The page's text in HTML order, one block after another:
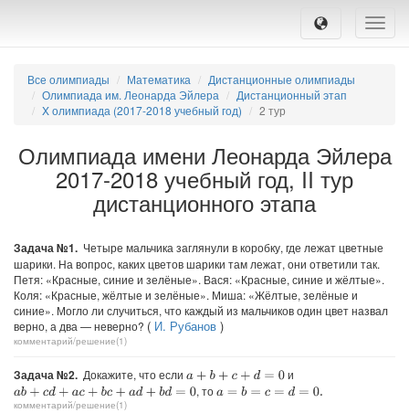
Toggle
Все олимпиады Математика
Дистанционные олимпиады
Олимпиада им. Леонарда Эйлера
Дистанционный этап
X олимпиада (2017-2018 учебный год)
2 тур
Олимпиада имени Леонарда Эйлера
2017-2018 учебный год, II тур
дистанционного этапа
Задача №1. Четыре мальчика заглянули в коробку, где лежат цветные
шарики. На вопрос, каких цветов шарики там лежат, они ответили так.
Петя: «Красные, синие и зелёные». Вася: «Красные, синие и жёлтые».
Коля: «Красные, жёлтые и зелёные». Миша: «Жёлтые, зелёные и
синие». Могло ли случиться, что каждый из мальчиков один цвет назвал
верно, а два — неверно? ( И. Рубанов )
комментарий/решение(1)
Задача №2. Докажите, что если a+b+c +d =0
и
ab +cd+a c+ bc+ ad +b d= 0 , тоa=b=c =d =0.
комментарий/решение(1)